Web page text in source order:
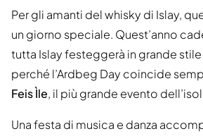
Per gli amanti del whisky di Islay,
un giorno speciale. Quest’anno
tutta Islay festeggerà in grande
perché l’Ardbeg Day coincide
Feis Ìle, il più grande evento
Una festa di musica e danza